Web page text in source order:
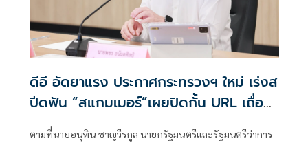
ดีอี อัดยาแรง ประกาศกระทรวงฯ ใหม่ เร่งส
ปีดฟัน “สแกมเมอร์”เผยปิดกั้น URL เถื่อน
แล้วกว่า 8.8 แสนรายการ
ตามที่นายอนุทิน ชาญวีรกูล นายกรัฐมนตรีและรัฐมนตรีว่าการ